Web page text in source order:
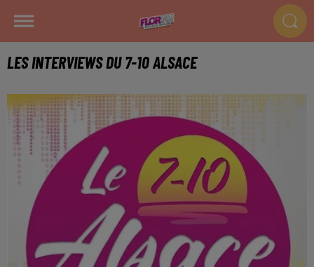
LES INTERVIEWS DU 7-10 ALSACE